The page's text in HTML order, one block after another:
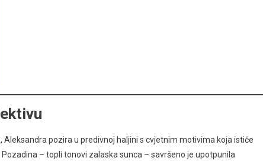
pozira u predivnoj haljini s cvjetnim motivima koja ističe
– topli tonovi zalaska sunca – savršeno je upotpunila